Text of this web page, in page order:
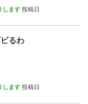
します 投稿日
るわ
します 投稿日